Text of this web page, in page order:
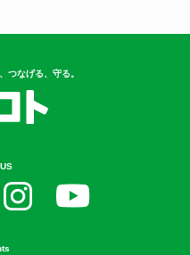
つなげる、守る。